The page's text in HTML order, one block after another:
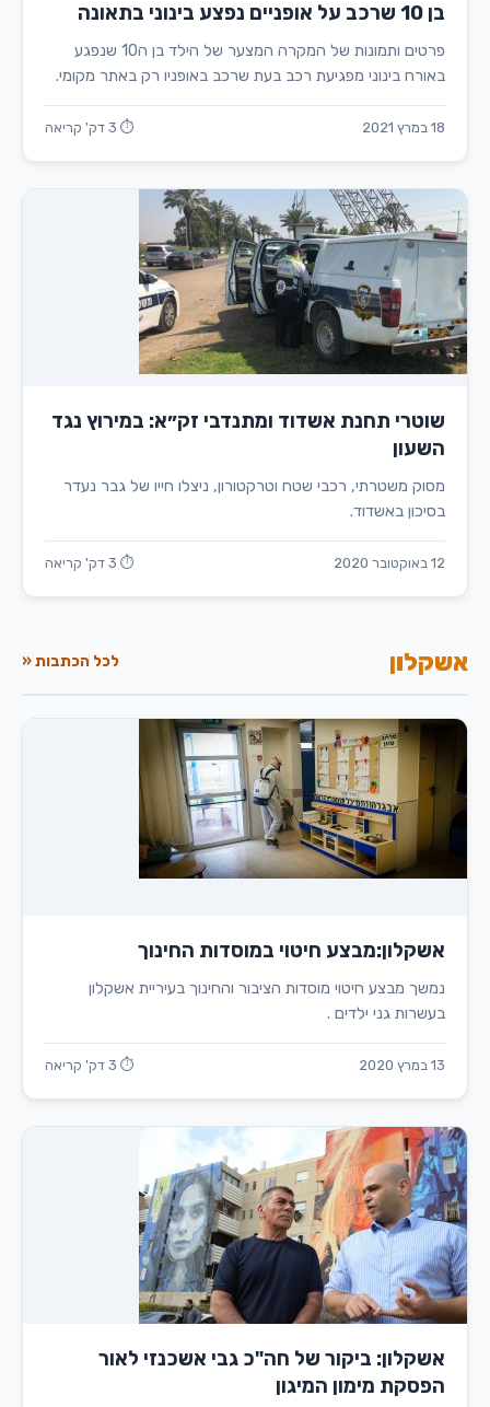
בן 10 שרכב על אופניים נפצע בינוני בתאונה
פרטים ותמונות של המקרה המצער של הילד בן ה10 שנפגע
באורח בינוני מפגיעת רכב בעת שרכב באופניו רק באתר מקומי.
18 במרץ 2021 ⏱ 3 דק' קריאה
שוטרי תחנת אשדוד ומתנדבי זק״א: במירוץ נגד
השעון
מסוק משטרתי, רכבי שטח וטרקטורון, ניצלו חייו של גבר נעדר
בסיכון באשדוד.
12 באוקטובר 2020 ⏱ 3 דק' קריאה
אשקלון לכל הכתבות «
אשקלון:מבצע חיטוי במוסדות החינוך
נמשך מבצע חיטוי מוסדות הציבור והחינוך בעיריית אשקלון
בעשרות גני ילדים .
13 במרץ 2020 ⏱ 3 דק' קריאה
אשקלון: ביקור של חה"כ גבי אשכנזי לאור
הפסקת מימון המיגון